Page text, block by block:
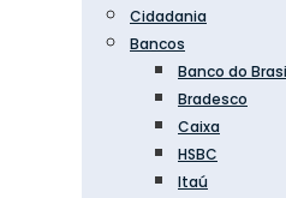
Cidadania
Bancos
Banco do
Bradesco
Caixa
HSBC
Itaú